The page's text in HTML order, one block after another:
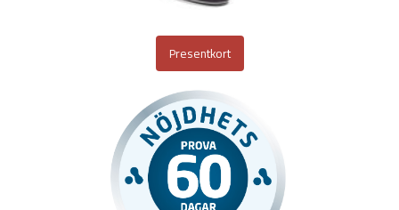
Presentkort